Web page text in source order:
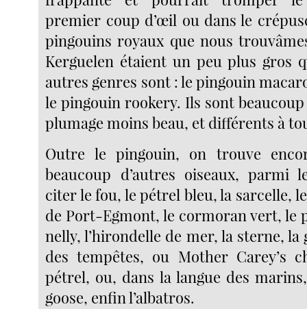
premier coup d’œil ou dans le
pingouins royaux que nous
Kerguelen étaient un peu plus gros
autres genres sont : le pingouin
le pingouin rookery. Ils sont
plumage moins beau, et différents à
Outre le pingouin, on trouve
beaucoup d’autres oiseaux, parmi
citer le fou, le pétrel bleu, la sarcelle,
de Port-Egmont, le cormoran vert, le
nelly, l’hirondelle de mer, la sterne,
des tempêtes, ou Mother Carey’s
pétrel, ou, dans la langue des
goose, enfin l’albatros.